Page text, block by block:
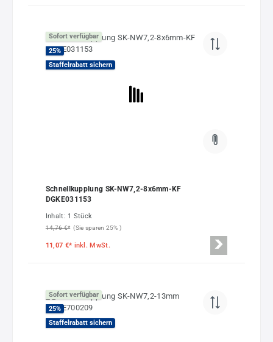
Sofort verfügbar
25%
Staffelrabatt sichern
Schnellkupplung SK-NW7,2-8x6mm-KF
DGKE031153
Inhalt: 1 Stück
14,76 €* (Sie sparen 25% )
11,07 €* inkl. MwSt.
Sofort verfügbar
25%
Staffelrabatt sichern